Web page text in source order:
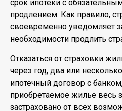
срок ипотеки с
продлением. Как правило,
своевременно уведомляет
необходимости продлить
Отказаться от страховки
через год, два или
ипотечный договор с
приобретаемое жилье весь
застраховано от всех